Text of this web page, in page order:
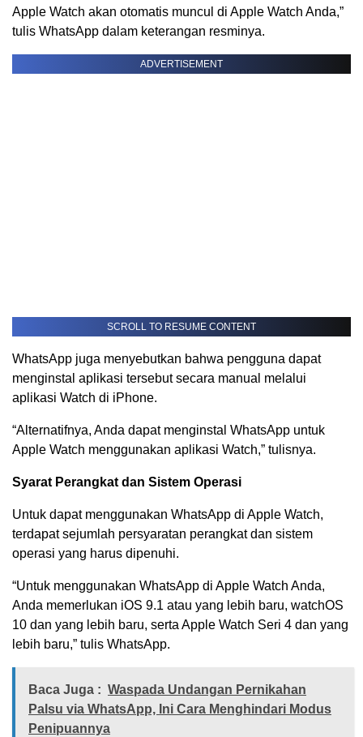
Apple Watch akan otomatis muncul di Apple Watch Anda,”
tulis WhatsApp dalam keterangan resminya.
ADVERTISEMENT
SCROLL TO RESUME CONTENT
WhatsApp juga menyebutkan bahwa pengguna dapat
menginstal aplikasi tersebut secara manual melalui
aplikasi Watch di iPhone.
“Alternatifnya, Anda dapat menginstal WhatsApp untuk
Apple Watch menggunakan aplikasi Watch,” tulisnya.
Syarat Perangkat dan Sistem Operasi
Untuk dapat menggunakan WhatsApp di Apple Watch,
terdapat sejumlah persyaratan perangkat dan sistem
operasi yang harus dipenuhi.
“Untuk menggunakan WhatsApp di Apple Watch Anda,
Anda memerlukan iOS 9.1 atau yang lebih baru, watchOS
10 dan yang lebih baru, serta Apple Watch Seri 4 dan yang
lebih baru,” tulis WhatsApp.
Baca Juga : Waspada Undangan Pernikahan
Palsu via WhatsApp, Ini Cara Menghindari Modus
Penipuannya